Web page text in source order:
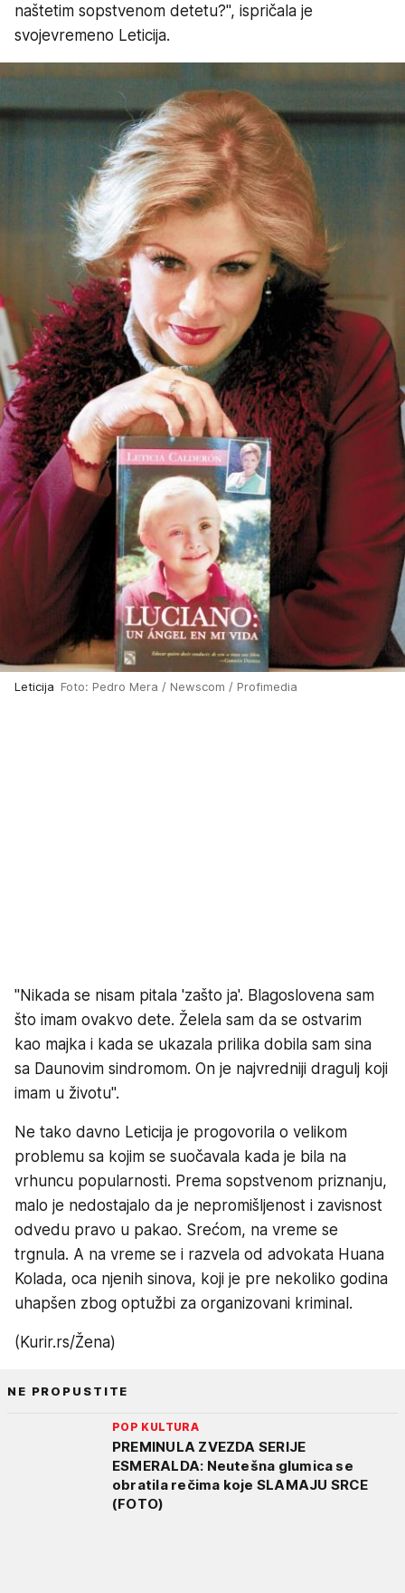
naštetim sopstvenom detetu?", ispričala je
svojevremeno Leticija.
Leticija Foto: Pedro Mera / Newscom / Profimedia
"Nikada se nisam pitala 'zašto ja'. Blagoslovena sam
što imam ovakvo dete. Želela sam da se ostvarim
kao majka i kada se ukazala prilika dobila sam sina
sa Daunovim sindromom. On je najvredniji dragulj koji
imam u životu".
Ne tako davno Leticija je progovorila o velikom
problemu sa kojim se suočavala kada je bila na
vrhuncu popularnosti. Prema sopstvenom priznanju,
malo je nedostajalo da je nepromišljenost i zavisnost
odvedu pravo u pakao. Srećom, na vreme se
trgnula. A na vreme se i razvela od advokata Huana
Kolada, oca njenih sinova, koji je pre nekoliko godina
uhapšen zbog optužbi za organizovani kriminal.
(Kurir.rs/Žena)
NE PROPUSTITE
POP KULTURA
PREMINULA ZVEZDA SERIJE
ESMERALDA: Neutešna glumica se
obratila rečima koje SLAMAJU SRCE
(FOTO)